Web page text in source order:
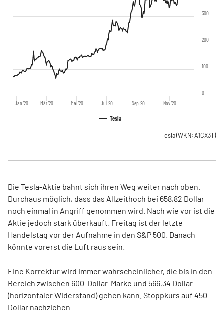
Tesla
Jan '20 Mär '20 Mai '20 Jul '20 Sep '20 Nov '20
0
100
200
300
Tesla(WKN: A1CX3T)
Die Tesla-Aktie bahnt sich ihren Weg weiter nach oben.
Durchaus möglich, dass das Allzeithoch bei 658,82 Dollar
noch einmal in Angriff genommen wird. Nach wie vor ist die
Aktie jedoch stark überkauft. Freitag ist der letzte
Handelstag vor der Aufnahme in den S&P 500. Danach
könnte vorerst die Luft raus sein.
Eine Korrektur wird immer wahrscheinlicher, die bis in den
Bereich zwischen 600-Dollar-Marke und 566,34 Dollar
(horizontaler Widerstand) gehen kann. Stoppkurs auf 450
Dollar nachziehen.